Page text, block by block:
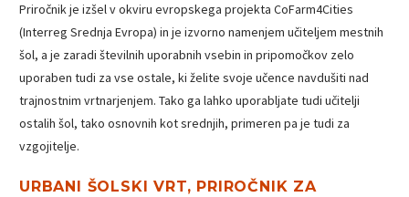
Priročnik je izšel v okviru evropskega projekta CoFarm4Cities
(Interreg Srednja Evropa) in je izvorno namenjem učiteljem mestnih
šol, a je zaradi številnih uporabnih vsebin in pripomočkov zelo
uporaben tudi za vse ostale, ki želite svoje učence navdušiti nad
trajnostnim vrtnarjenjem. Tako ga lahko uporabljate tudi učitelji
ostalih šol, tako osnovnih kot srednjih, primeren pa je tudi za
vzgojitelje.
URBANI ŠOLSKI VRT, PRIROČNIK ZA